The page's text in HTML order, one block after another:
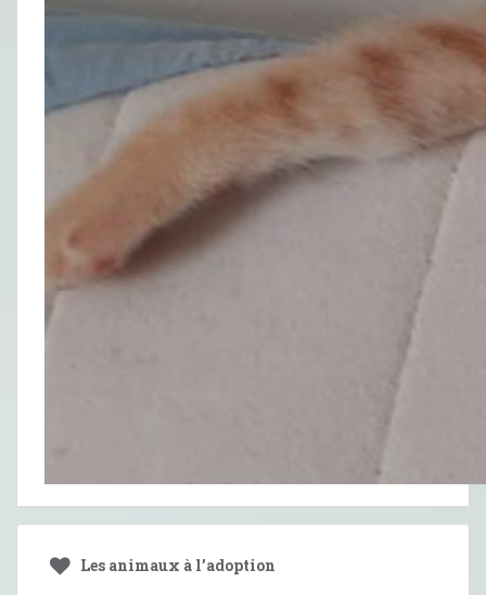
Les animaux à l’adoption